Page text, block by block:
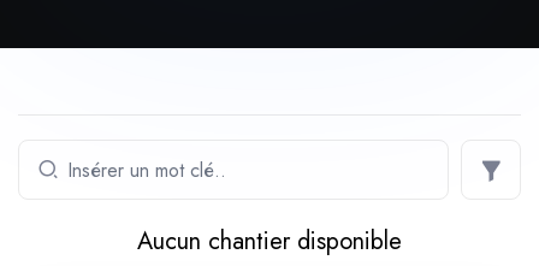
Aucun chantier disponible